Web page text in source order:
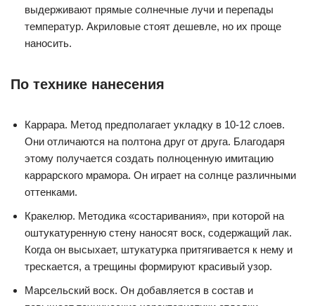
выдерживают прямые солнечные лучи и перепады
температур. Акриловые стоят дешевле, но их проще
наносить.
По технике нанесения
Каррара. Метод предполагает укладку в 10-12 слоев.
Они отличаются на полтона друг от друга. Благодаря
этому получается создать полноценную имитацию
каррарского мрамора. Он играет на солнце различными
оттенками.
Кракелюр. Методика «состаривания», при которой на
оштукатуренную стену наносят воск, содержащий лак.
Когда он высыхает, штукатурка притягивается к нему и
трескается, а трещины формируют красивый узор.
Марсельский воск. Он добавляется в состав и